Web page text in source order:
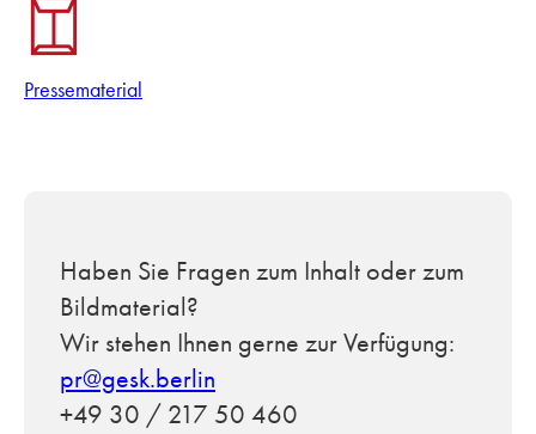
Pressematerial
Haben Sie Fragen zum Inhalt oder zum
Bildmaterial?
Wir stehen Ihnen gerne zur Verfügung:
pr@gesk.berlin
+49 30 / 217 50 460